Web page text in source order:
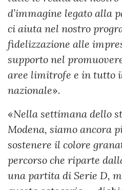
d’immagine legato alla
ci aiuta nel nostro
fidelizzazione alle
supporto nel
aree limitrofe e in tutto
nazionale».
«Nella settimana dello
Modena, siamo ancora
sostenere il colore
percorso che riparte
una partita di Serie D,